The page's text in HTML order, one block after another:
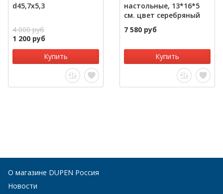
d45,7х5,3
4 000 руб
1 200 руб
Купить
настольные, 13*16*5
см. цвет серебряный
7 580 руб
Купить
О магазине DUPEN Россия
Новости